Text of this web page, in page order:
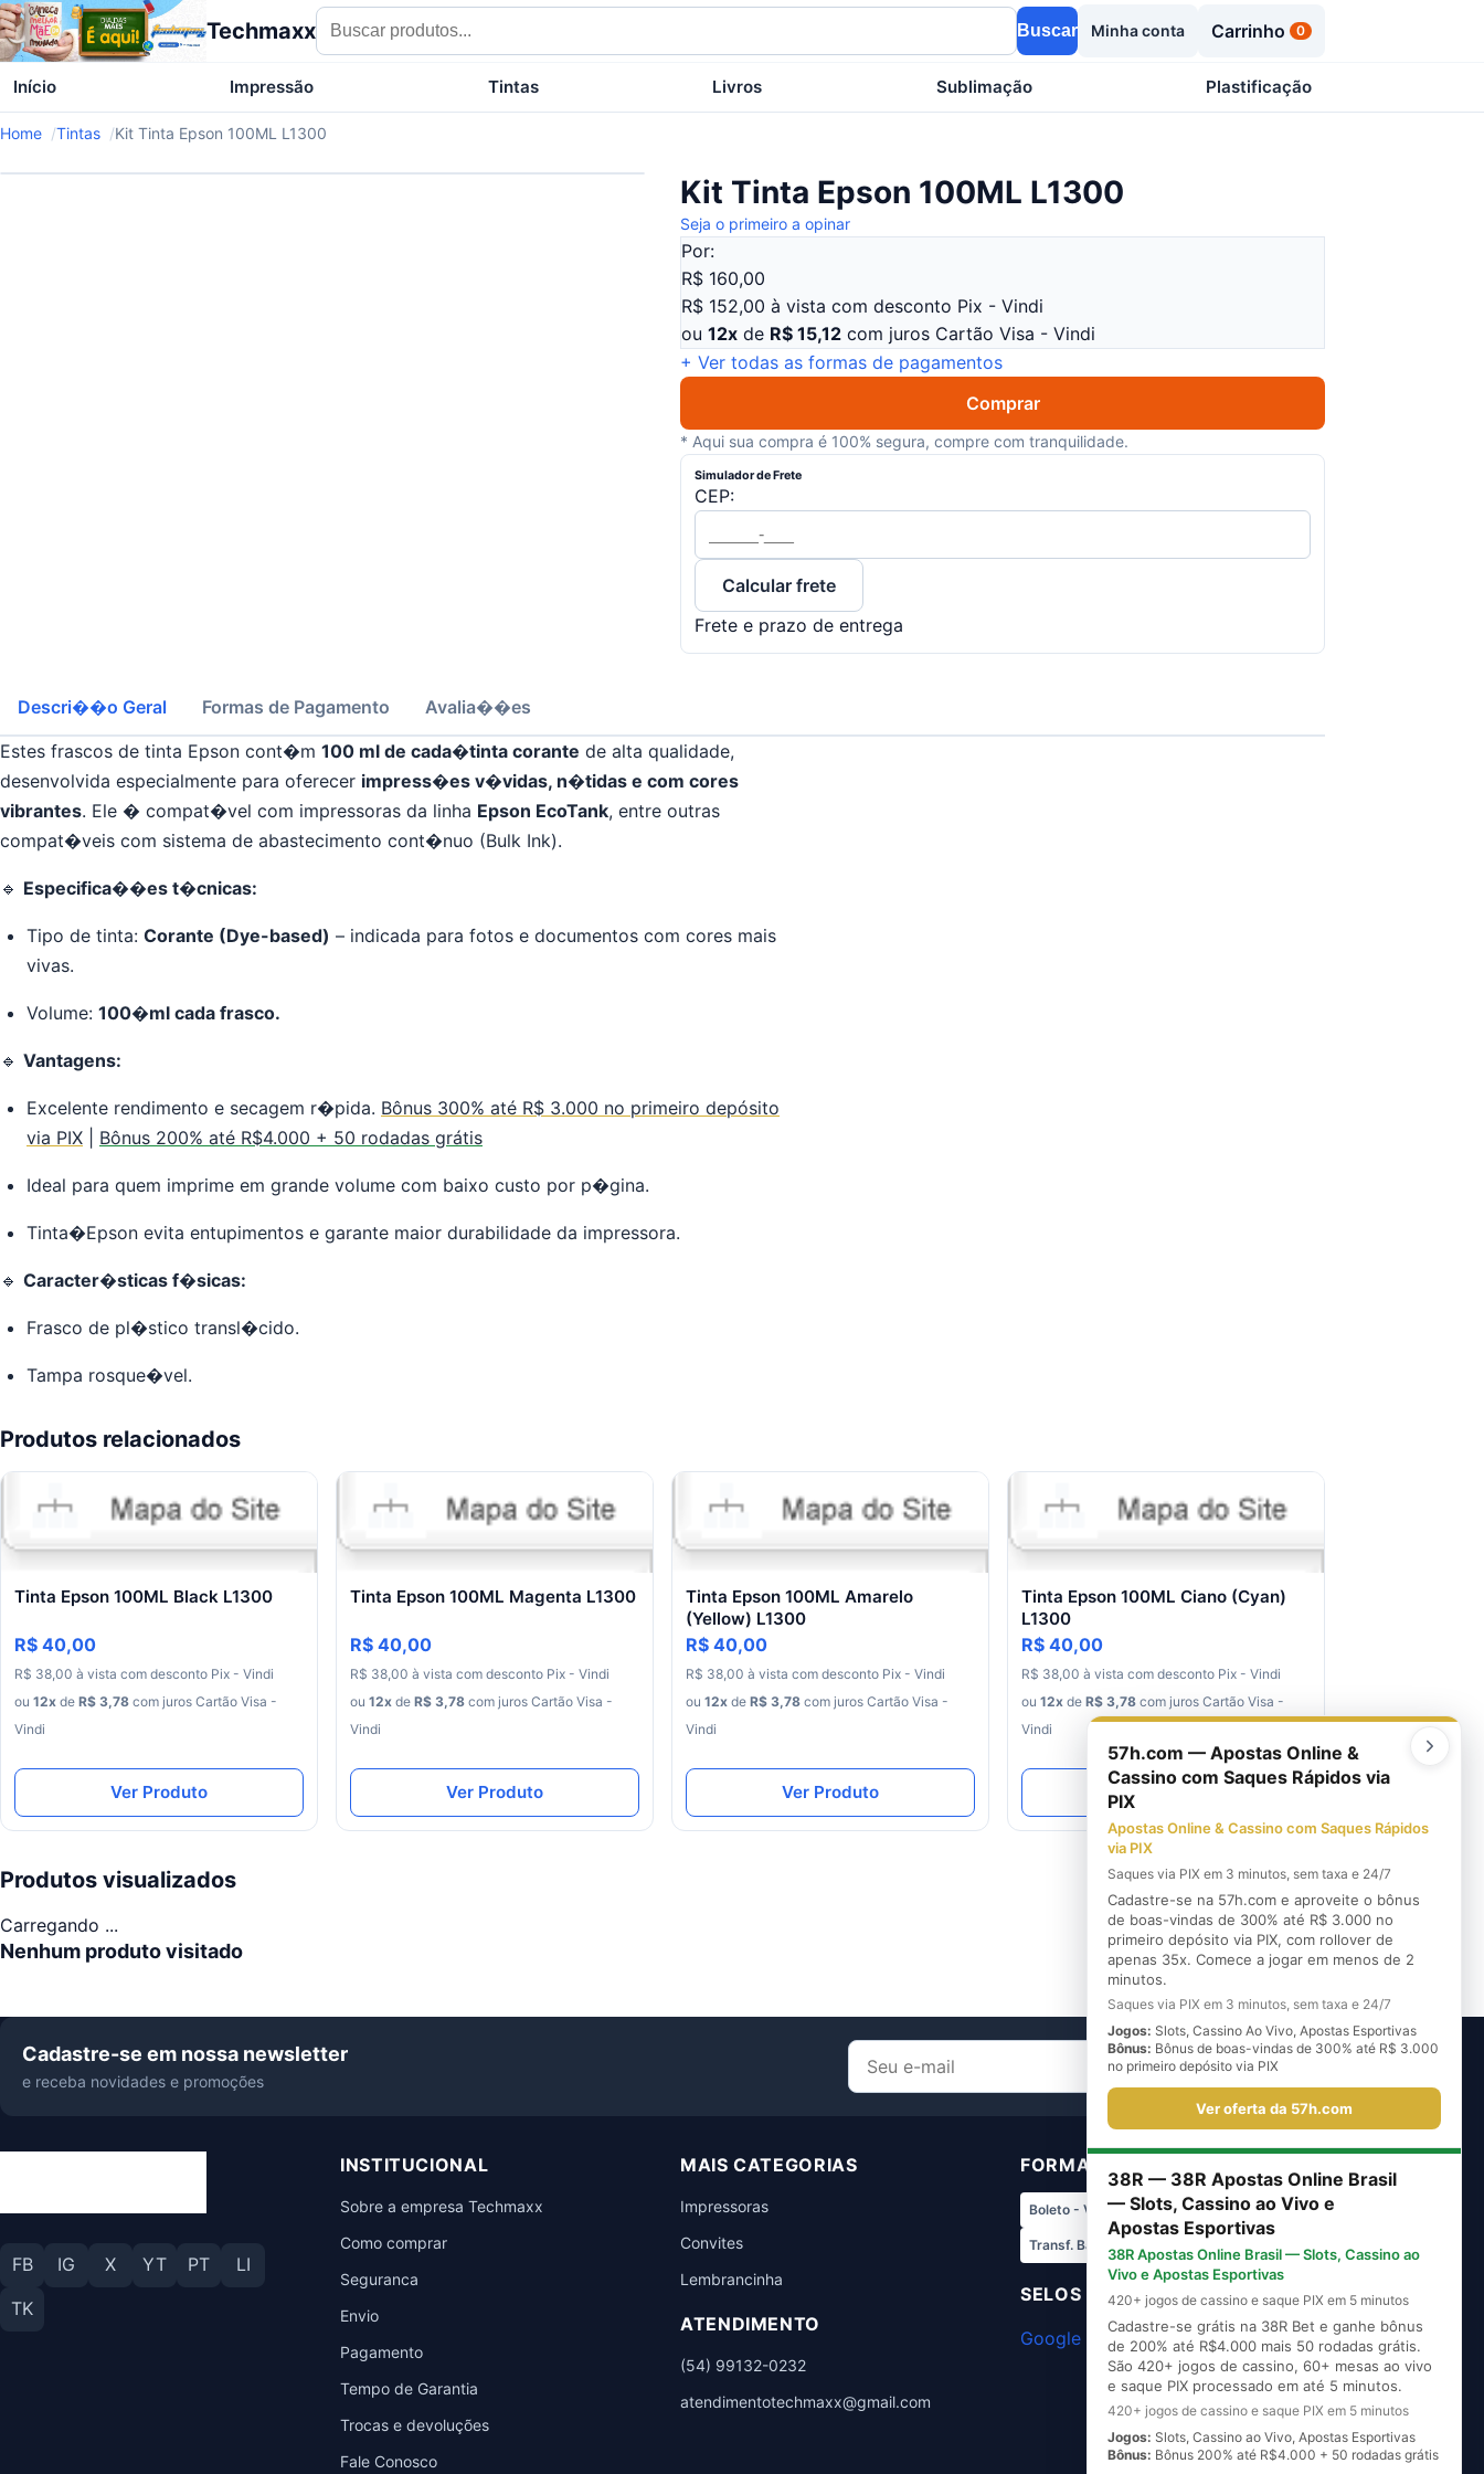
Techmaxx Buscar Minha conta Carrinho 0
Início Impressão Tintas Livros Sublimação Plastificação
Home Tintas Kit Tinta Epson 100ML L1300
Kit Tinta Epson 100ML L1300
Seja o primeiro a opinar
Por:
R$ 160,00
R$ 152,00 à vista com desconto Pix - Vindi
ou 12x de R$ 15,12 com juros Cartão Visa - Vindi
+ Ver todas as formas de pagamentos
Comprar
* Aqui sua compra é 100% segura, compre com tranquilidade.
Simulador de Frete
CEP:
Calcular frete
Frete e prazo de entrega
Descri��o Geral Formas de Pagamento
Avalia��es
Estes frascos de tinta Epson cont�m 100 ml de cada�tinta corante de alta qualidade,
desenvolvida especialmente para oferecer impress�es v�vidas, n�tidas e com cores
vibrantes. Ele � compat�vel com impressoras da linha Epson EcoTank, entre outras
compat�veis com sistema de abastecimento cont�nuo (Bulk Ink).
🔹 Especifica��es t�cnicas:
Tipo de tinta: Corante (Dye-based) – indicada para fotos e documentos com cores mais
vivas.
Volume: 100�ml cada frasco.
🔹 Vantagens:
Excelente rendimento e secagem r�pida. Bônus 300% até R$ 3.000 no primeiro depósito
via PIX
Bônus 200% até R$4.000 + 50 rodadas grátis
Ideal para quem imprime em grande volume com baixo custo por p�gina.
Tinta�Epson evita entupimentos e garante maior durabilidade da impressora.
🔹 Caracter�sticas f�sicas:
Frasco de pl�stico transl�cido.
Tampa rosque�vel.
Produtos relacionados
Tinta Epson 100ML Black L1300
R$ 40,00
R$ 38 00 à vista com desconto Pix - Vindi
ou 12x de R$ 3,78 com juros Cartão Visa -
Vindi
Ver Produto
Tinta Epson 100ML Magenta L1300
R$ 40,00
R$ 38 00 à vista com desconto Pix - Vindi
ou 12x de R$ 3,78 com juros Cartão Visa -
Vindi
Ver Produto
Tinta Epson 100ML Amarelo
(Yellow) L1300
R$ 40,00
R$ 38 00 à vista com desconto Pix - Vindi
ou 12x de R$ 3,78 com juros Cartão Visa -
Vindi
Ver Produto
Tinta Epson 100ML Ciano (Cyan)
L1300
R$ 40,00
R$ 38 00 à vista com desconto Pix - Vindi
ou 12x de R$ 3,78 com juros Cartão Visa -
Vindi
Ver Produto
Produtos visualizados
Carregando ...
Nenhum produto visitado
Cadastre-se em nossa newsletter
e receba novidades e promoções
Cadastre-se
FB IG X YT PT
LI
TK
INSTITUCIONAL
Sobre a empresa Techmaxx
Como comprar
Seguranca
Envio
Pagamento
Tempo de Garantia
Trocas e devoluções
Fale Conosco
MAIS CATEGORIAS
Impressoras
Convites
Lembrancinha
ATENDIMENTO
(54) 99132-0232
atendimentotechmaxx@gmail.com
FORMAS DE PAGAMENTO
Boleto - Vindi Transf. Bradesco
Transf. Banco do Brasil Pix - Vindi
SELOS DE SEGURANÇA
Google Safe Browsing
57h.com — Apostas Online &
Cassino com Saques Rápidos via
PIX
Apostas Online & Cassino com Saques Rápidos
via PIX
Saques via PIX em 3 minutos, sem taxa e 24/7
Cadastre-se na 57h.com e aproveite o bônus
de boas-vindas de 300% até R$ 3.000 no
primeiro depósito via PIX, com rollover de
apenas 35x. Comece a jogar em menos de 2
minutos.
Saques via PIX em 3 minutos, sem taxa e 24/7
Jogos: Slots, Cassino Ao Vivo, Apostas Esportivas
Bônus: Bônus de boas-vindas de 300% até R$ 3.000
no primeiro depósito via PIX
Ver oferta da 57h.com
38R — 38R Apostas Online Brasil
— Slots, Cassino ao Vivo e
Apostas Esportivas
38R Apostas Online Brasil — Slots, Cassino ao
Vivo e Apostas Esportivas
420+ jogos de cassino e saque PIX em 5 minutos
Cadastre-se grátis na 38R Bet e ganhe bônus
de 200% até R$4.000 mais 50 rodadas grátis.
São 420+ jogos de cassino, 60+ mesas ao vivo
e saque PIX processado em até 5 minutos.
420+ jogos de cassino e saque PIX em 5 minutos
Jogos: Slots, Cassino ao Vivo, Apostas Esportivas
Bônus: Bônus 200% até R$4.000 + 50 rodadas grátis